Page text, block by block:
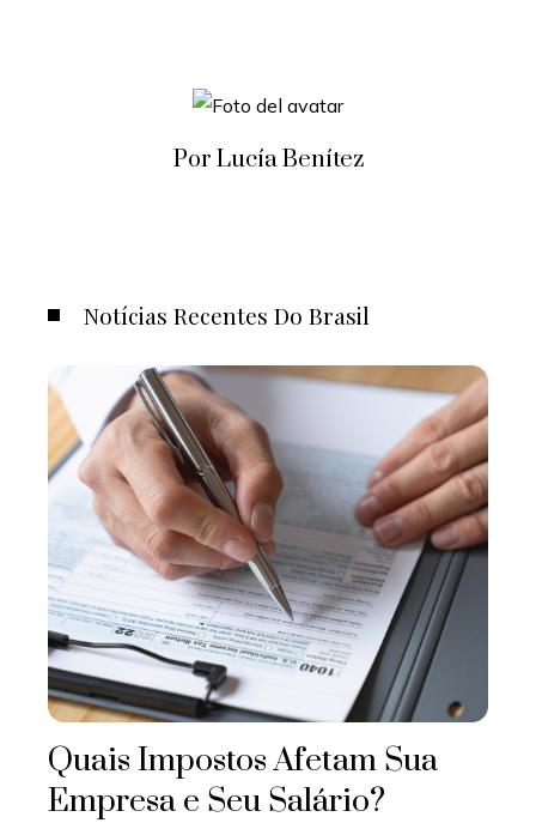
Por Lucía Benítez
Notícias Recentes Do Brasil
Quais Impostos Afetam Sua
Empresa e Seu Salário?